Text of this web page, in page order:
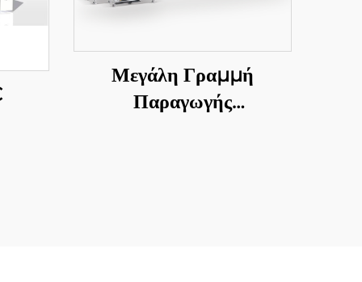
Μεγάλη Γραμμή
Παραγωγής